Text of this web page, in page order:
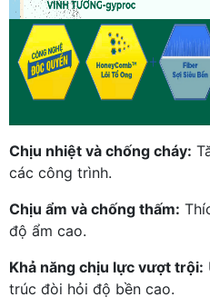
Chịu nhiệt và chống cháy:
các công trình.
Chịu ẩm và chống thấm:
độ ẩm cao.
Khả năng chịu lực vượt trội:
trúc đòi hỏi độ bền cao.